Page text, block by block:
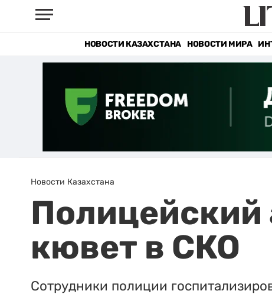
НОВОСТИ КАЗАХСТАНА НОВОСТИ МИРА
Новости Казахстана
Полицейский
кювет в СКО
Сотрудники полиции